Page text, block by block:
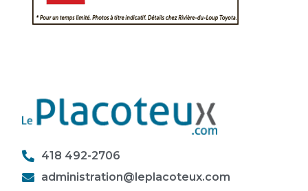
418 492-2706
administration@leplacoteux.com